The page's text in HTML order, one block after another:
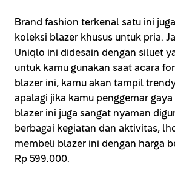
Brand fashion terkenal satu ini
koleksi blazer khusus untuk pria.
Uniqlo ini didesain dengan siluet
untuk kamu gunakan saat acara
blazer ini, kamu akan tampil
apalagi jika kamu penggemar gaya
blazer ini juga sangat nyaman
berbagai kegiatan dan aktivitas,
membeli blazer ini dengan harga
Rp 599.000.